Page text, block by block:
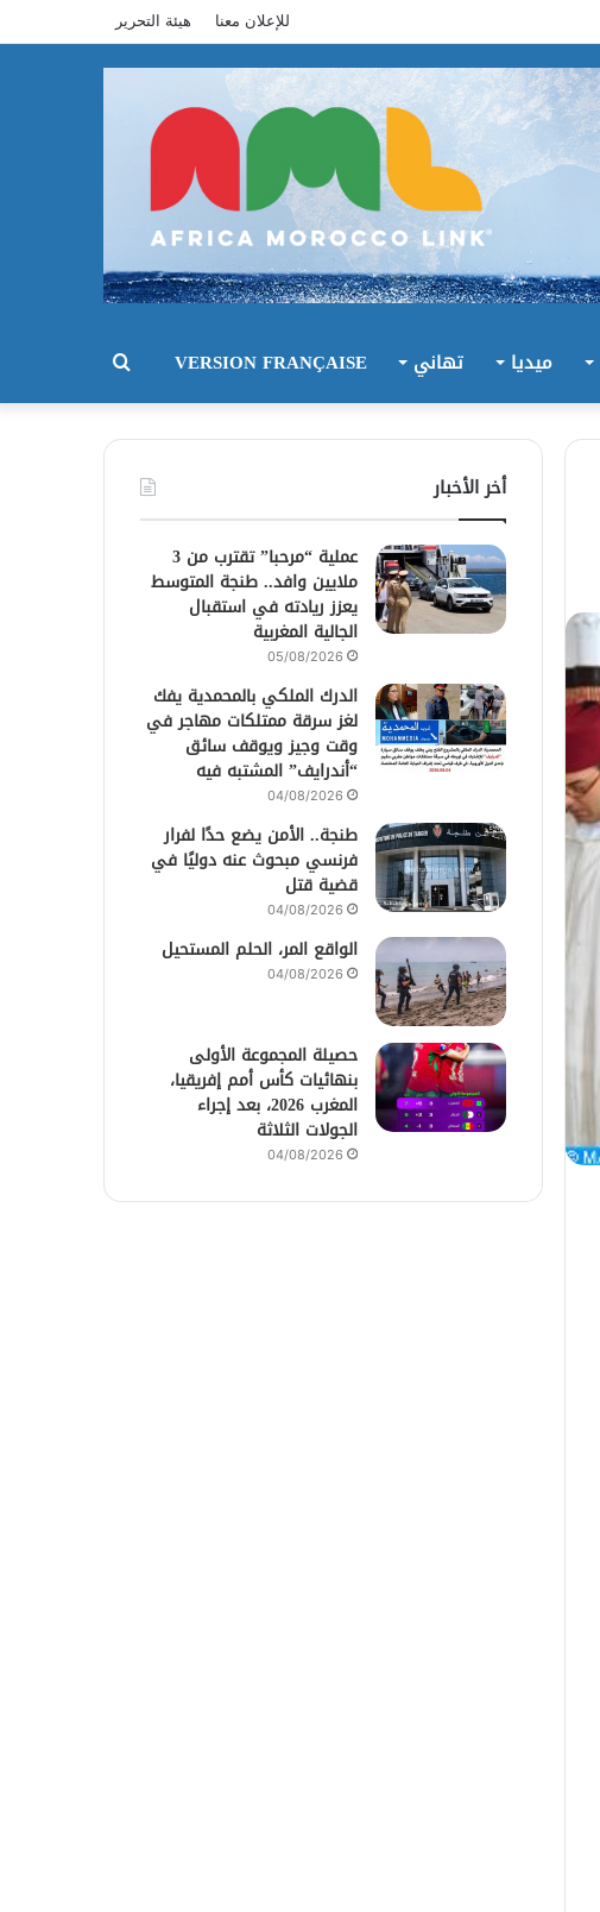
للإعلان معنا هيئة التحرير
ميديا تهاني VERSION FRANÇAISE بحث
أخر الأخبار
عملية “مرحبا” تقترب من 3
ملايين وافد.. طنجة المتوسط
يعزز ريادته في استقبال
الجالية المغربية
05/08/2026
الدرك الملكي بالمحمدية يفك
لغز سرقة ممتلكات مهاجر في
وقت وجيز ويوقف سائق
“أندرايف” المشتبه فيه
04/08/2026
طنجة.. الأمن يضع حدًا لفرار
فرنسي مبحوث عنه دوليًا في
قضية قتل
04/08/2026
الواقع المر، الحلم المستحيل
04/08/2026
حصيلة المجموعة الأولى
بنهائيات كأس أمم إفريقيا،
المغرب 2026، بعد إجراء
الجولات الثلاثة
04/08/2026